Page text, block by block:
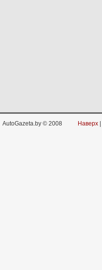
AutoGazeta.by © 2008 Наверх